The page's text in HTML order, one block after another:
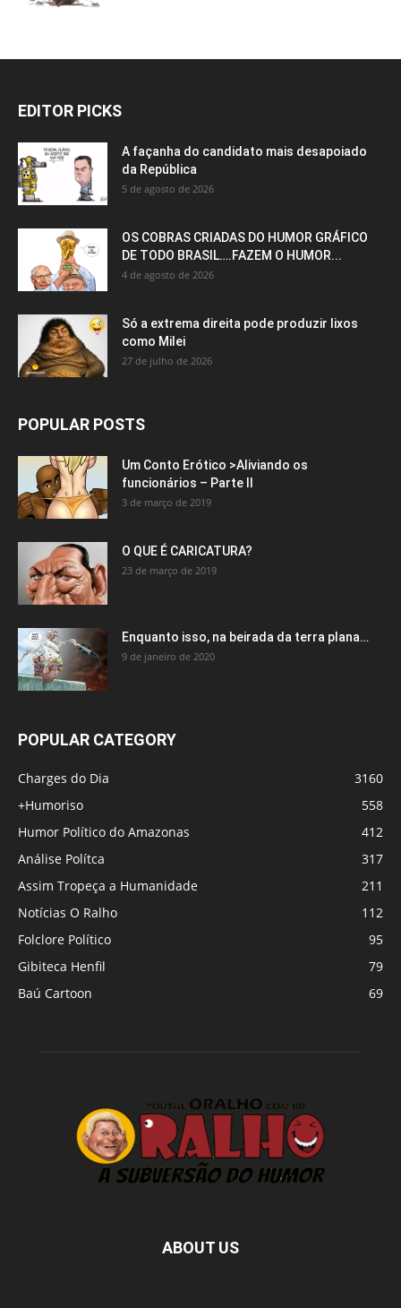
EDITOR PICKS
A façanha do candidato mais desapoiado
da República
5 de agosto de 2026
OS COBRAS CRIADAS DO HUMOR GRÁFICO
DE TODO BRASIL….FAZEM O HUMOR...
4 de agosto de 2026
Só a extrema direita pode produzir lixos
como Milei
27 de julho de 2026
POPULAR POSTS
Um Conto Erótico >Aliviando os
funcionários – Parte II
3 de março de 2019
O QUE É CARICATURA?
23 de março de 2019
Enquanto isso, na beirada da terra plana…
9 de janeiro de 2020
POPULAR CATEGORY
Charges do Dia
3160
+Humoriso
558
Humor Político do Amazonas
412
Análise Polítca
317
Assim Tropeça a Humanidade
211
Notícias O Ralho
112
Folclore Político
95
Gibiteca Henfil
79
Baú Cartoon
69
ABOUT US